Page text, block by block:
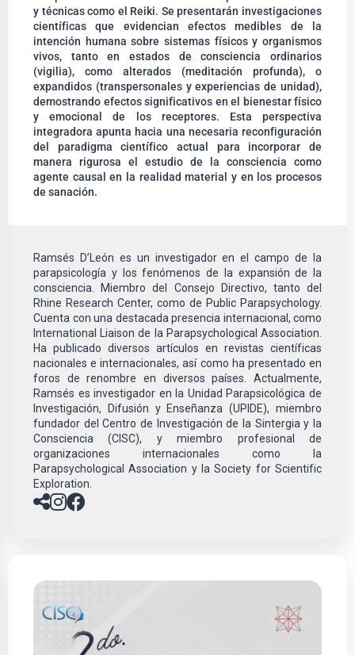
y técnicas como el Reiki. Se presentarán investigaciones
científicas que evidencian efectos medibles de la
intención humana sobre sistemas físicos y organismos
vivos, tanto en estados de consciencia ordinarios
(vigilia), como alterados (meditación profunda), o
expandidos (transpersonales y experiencias de unidad),
demostrando efectos significativos en el bienestar físico
y emocional de los receptores. Esta perspectiva
integradora apunta hacia una necesaria reconfiguración
del paradigma científico actual para incorporar de
manera rigurosa el estudio de la consciencia como
agente causal en la realidad material y en los procesos
de sanación.
Ramsés D’León es un investigador en el campo de la
parapsicología y los fenómenos de la expansión de la
consciencia. Miembro del Consejo Directivo, tanto del
Rhine Research Center, como de Public Parapsychology.
Cuenta con una destacada presencia internacional, como
International Liaison de la Parapsychological Association.
Ha publicado diversos artículos en revistas científicas
nacionales e internacionales, así como ha presentado en
foros de renombre en diversos países. Actualmente,
Ramsés es investigador en la Unidad Parapsicológica de
Investigación, Difusión y Enseñanza (UPIDE), miembro
fundador del Centro de Investigación de la Sintergia y la
Consciencia (CISC), y miembro profesional de
organizaciones internacionales como la
Parapsychological Association y la Society for Scientific
Exploration.